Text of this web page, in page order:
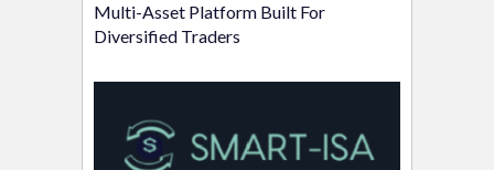
Multi-Asset Platform Built For
Diversified Traders